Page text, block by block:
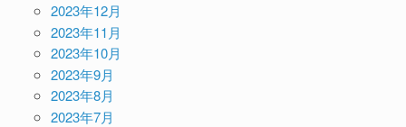
2023年12月
2023年11月
2023年10月
2023年9月
2023年8月
2023年7月